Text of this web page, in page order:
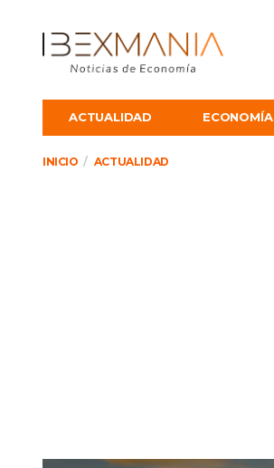
ACTUALIDAD ECONOMÍA
INICIO ACTUALIDAD